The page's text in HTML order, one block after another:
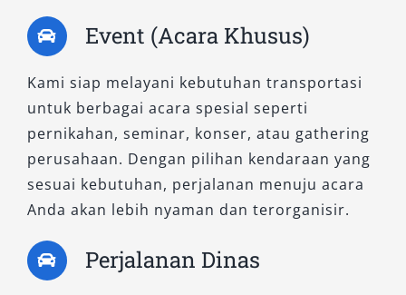
berpengalaman dan memahami rute lokal.
Namun, jika menginginkan privasi lebih, opsi
rental mobil Jombang lepas kunci bisa menjadi
pilihan tepat.
7. Lakukan Pemesanan Lebih Awal
untuk Ketersediaan Terbaik
Agar mendapatkan kendaraan sesuai
kebutuhan dan harga terbaik, lakukan booking
jauh hari. Hal ini penting terutama saat musim
Event (Acara Khusus)
Kami siap melayani kebutuhan transportasi
untuk berbagai acara spesial seperti
pernikahan, seminar, konser, atau gathering
perusahaan. Dengan pilihan kendaraan yang
sesuai kebutuhan, perjalanan menuju acara
Anda akan lebih nyaman dan terorganisir.
Perjalanan Dinas